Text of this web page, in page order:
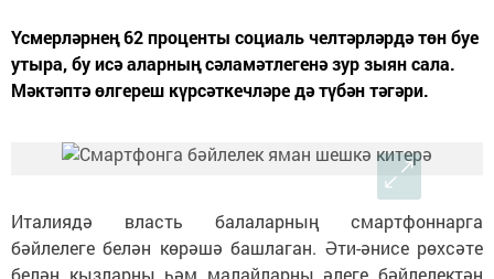
Үсмерләрнең 62 проценты социаль челтәрләрдә төн буе
утыра, бу исә аларның сәламәтлегенә зур зыян сала.
Мәктәптә өлгереш күрсәткечләре дә түбән тәгәри.
Италиядә власть балаларның смартфоннарга
бәйлелеге белән көрәшә башлаган. Әти-әнисе рөхсәте
белән кызларны һәм малайларны әлеге бәйлелектән